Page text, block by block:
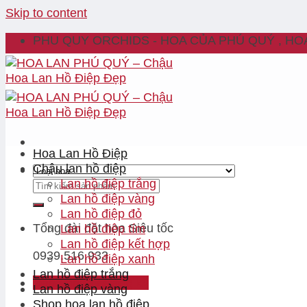
Skip to content
PHU QUY ORCHIDS - HOA CỦA PHÚ QUÝ ,
Tổng đài đặt hoaSiêu tốc
0939.516.933
Đăng nhập / Đăng ký
Hoa Lan Hồ Điệp
Chậu lan hồ điệp
Lan hồ điệp trắng
Lan hồ điệp vàng
Lan hồ điệp đỏ
Lan hồ điệp tím
Lan hồ điệp kết hợp
Lan hồ điệp xanh
Lan hồ điệp trắng
Lan hồ điệp vàng